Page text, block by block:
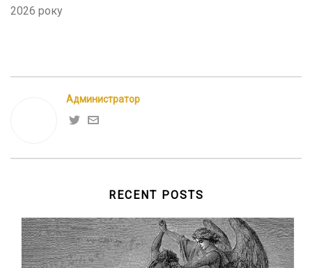
2026 року
Администратор
RECENT POSTS